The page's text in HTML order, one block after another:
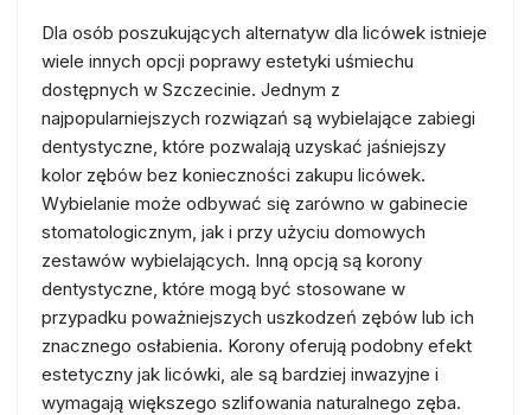
Dla osób poszukujących alternatyw dla licówek istnieje
wiele innych opcji poprawy estetyki uśmiechu
dostępnych w Szczecinie. Jednym z
najpopularniejszych rozwiązań są wybielające zabiegi
dentystyczne, które pozwalają uzyskać jaśniejszy
kolor zębów bez konieczności zakupu licówek.
Wybielanie może odbywać się zarówno w gabinecie
stomatologicznym, jak i przy użyciu domowych
zestawów wybielających. Inną opcją są korony
dentystyczne, które mogą być stosowane w
przypadku poważniejszych uszkodzeń zębów lub ich
znacznego osłabienia. Korony oferują podobny efekt
estetyczny jak licówki, ale są bardziej inwazyjne i
wymagają większego szlifowania naturalnego zęba.